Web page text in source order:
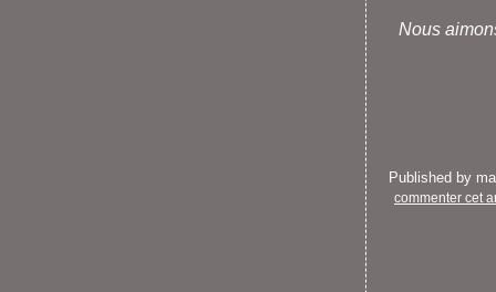
Nous
Published by
commenter cet